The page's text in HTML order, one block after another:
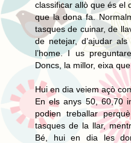
classificar allò que és el
que la dona fa.
tasques de cuinar, de
de netejar, d’ajudar
l’home. I us
Doncs, la millor, eixa
Hui en dia veiem açò
En els anys 50, 60,70
podien treballar
tasques de la llar,
Bé, hui en dia les